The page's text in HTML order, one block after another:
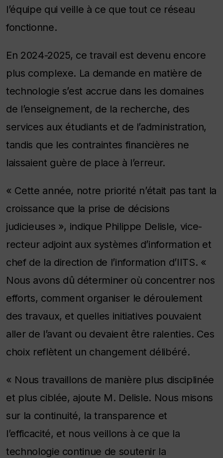
l’équipe qui veille à ce que tout ce réseau
fonctionne.
En 2024-2025, ce travail est devenu encore
plus complexe. La demande en matière de
technologie s’est accrue dans les domaines
de l’enseignement, de la recherche, des
services aux étudiants et de l’administration,
tandis que les contraintes financières ne
laissaient guère de place à l’erreur.
« Cette année, notre priorité n’était pas tant la
croissance que la prise de décisions
judicieuses », indique Philippe Delisle, vice-
recteur adjoint aux systèmes d’information et
chef de la direction de l’information d’IITS. «
Nous avons dû déterminer où concentrer nos
efforts, comment organiser le déroulement
des travaux, et quelles initiatives pouvaient
aller de l’avant ou devaient être ralenties. Ces
choix reflètent un changement délibéré.
« Nous travaillons de manière plus disciplinée
et plus ciblée, ajoute M. Delisle. Nous misons
sur la continuité, la transparence et
l’efficacité, et nous veillons à ce que la
technologie continue de soutenir la